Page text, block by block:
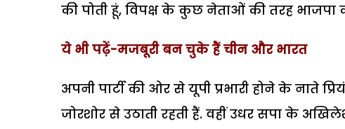
की पोती हूं, विपक्ष के कुछ नेताओं की तरह भाजपा
ये भी पढ़ें-मजबूरी बन चुके हैं चीन और भारत
अपनी पार्टी की ओर से यूपी प्रभारी होने के नाते
जोरशोर से उठाती रहती हैं. वहीं उधर सपा के